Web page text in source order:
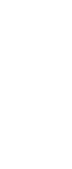
ohne dein
noch